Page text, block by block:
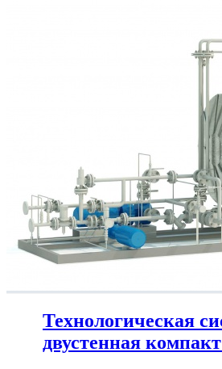
Технологическая
двустенная